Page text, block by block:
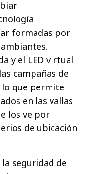
formadas por
y el LED virtual
campañas de
lo que permite
en las vallas
los ve por
de ubicación
la seguridad de